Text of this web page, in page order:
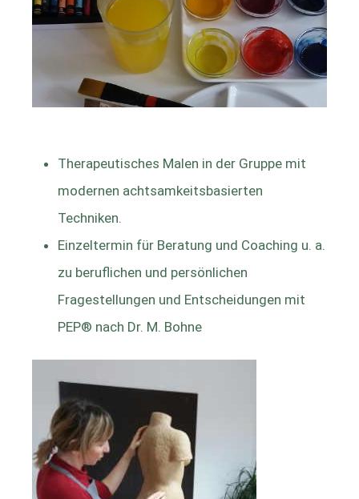
Therapeutisches Malen in der Gruppe mit
modernen achtsamkeitsbasierten
Techniken.
Einzeltermin für Beratung und Coaching u. a.
zu beruflichen und persönlichen
Fragestellungen und Entscheidungen mit
PEP® nach Dr. M. Bohne